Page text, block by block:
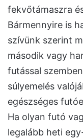
fekvőtámaszra
Bármennyire is
szívünk szerint
második vagy
futással
súlyemelés
egészséges
Ha olyan futó
legalább heti